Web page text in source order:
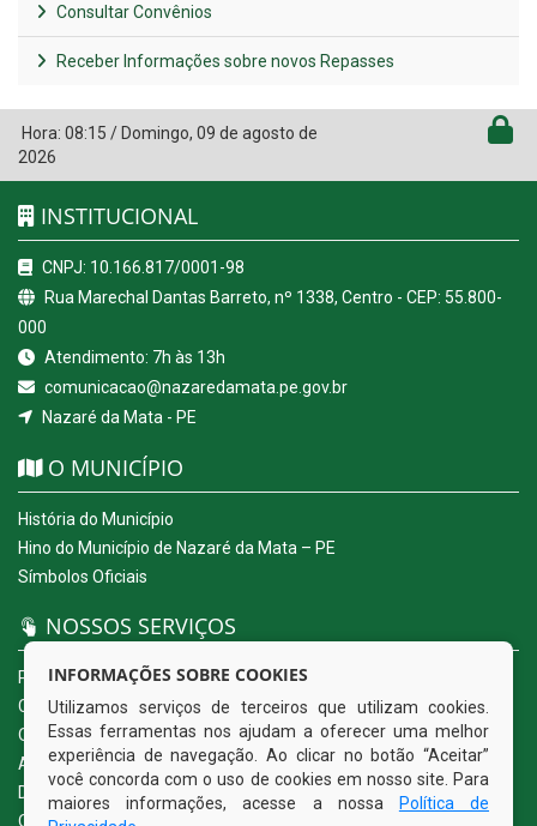
Consultar Convênios
Receber Informações sobre novos Repasses
Hora: 08:15 / Domingo, 09 de agosto de
2026
INSTITUCIONAL
CNPJ: 10.166.817/0001-98
Rua Marechal Dantas Barreto, nº 1338, Centro - CEP: 55.800-
000
Atendimento: 7h às 13h
comunicacao@nazaredamata.pe.gov.br
Nazaré da Mata - PE
O MUNICÍPIO
História do Município
Hino do Município de Nazaré da Mata – PE
Símbolos Oficiais
NOSSOS SERVIÇOS
Portal da Transparência
Carta de Serviços ao Usuário
Ouvidoria Eletrônica
Acesso a Informação (eSIC)
Diário Oficial
Quadro de Avisos
INFORMAÇÕES SOBRE COOKIES
Utilizamos serviços de terceiros que utilizam cookies.
Essas ferramentas nos ajudam a oferecer uma melhor
experiência de navegação. Ao clicar no botão “Aceitar”
você concorda com o uso de cookies em nosso site. Para
maiores informações, acesse a nossa
Política de